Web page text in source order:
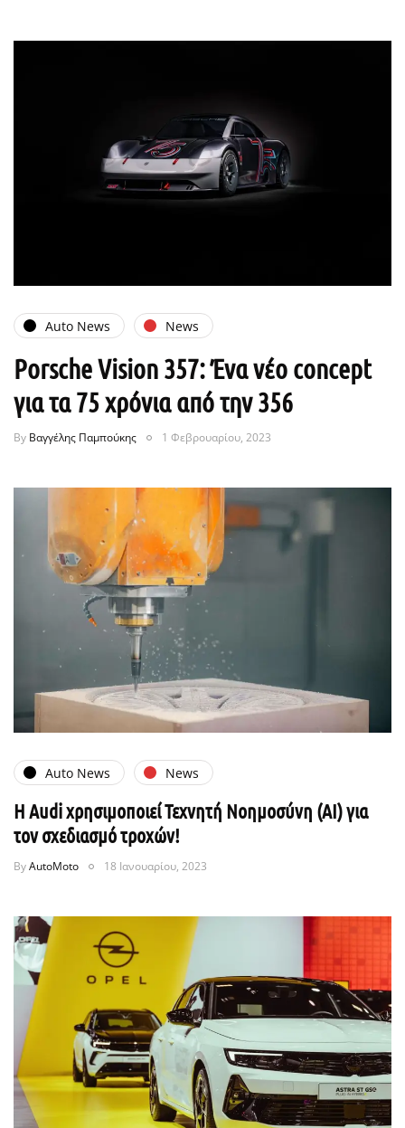
Auto News News
Porsche Vision 357: Ένα νέο concept
για τα 75 χρόνια από την 356
By Βαγγέλης Παμπούκης 1 Φεβρουαρίου, 2023
Auto News News
Η Audi χρησιμοποιεί Τεχνητή Νοημοσύνη (AI) για
τον σχεδιασμό τροχών!
ByAutoMoto 18 Ιανουαρίου, 2023